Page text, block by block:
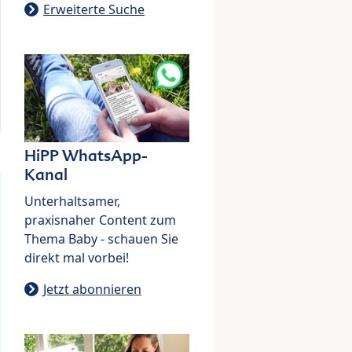
Erweiterte Suche
HiPP WhatsApp-
Kanal
Unterhaltsamer,
praxisnaher Content zum
Thema Baby - schauen Sie
direkt mal vorbei!
Jetzt abonnieren